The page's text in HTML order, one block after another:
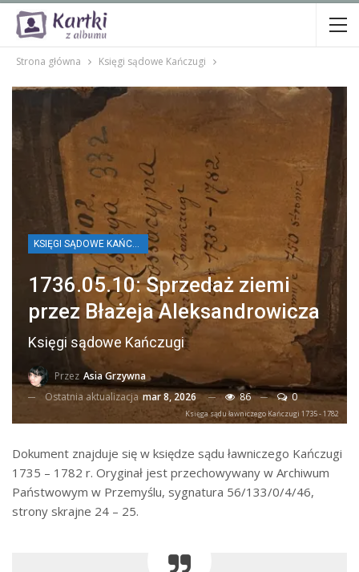
Strona główna Księgi sądowe Kańczugi
KSIĘGI SĄDOWE KAŃCZUGI
1736.05.10: Sprzedaż ziemi
przez Błażeja Aleksandrowicza
Księgi sądowe Kańczugi
Przez Asia Grzywna
Ostatnia aktualizacja mar 8, 2026 86 0
Księga sądu ławniczego Kańczugi 1735 - 1782
Dokument znajduje się w księdze sądu ławniczego Kańczugi
1735 – 1782 r. Oryginał jest przechowywany w Archiwum
Państwowym w Przemyślu, sygnatura 56/133/0/4/46,
strony skrajne 24 – 25.